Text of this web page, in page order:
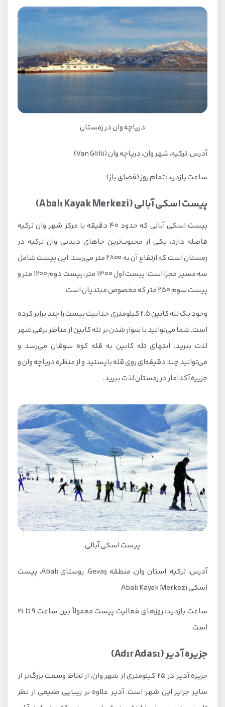
دریاچه وان در زمستان
آدرس: ترکیه، شهر وان، دریاچه وان (Van Gölü)
ساعت بازدید: تمام روز (فضای باز)
پیست اسکی آبالی (Abalı Kayak Merkezi)
پیست اسکی آبالی که حدود 40 دقیقه با مرکز شهر وان ترکیه
فاصله دارد، یکی از محبوب‌ترین جاهای دیدنی وان ترکیه در
زمستان است که ارتفاع آن به 2800 متر می‌رسد. این پیست شامل
سه مسیر مجزا است: پیست اول 1300 متر، پیست دوم 1200 متر و
پیست سوم 250 متر که مخصوص مبتدیان است.
وجود یک تله کابین 2.5 کیلومتری جذابیت پیست را چند برابر کرده
است. شما می‌توانید با سوار شدن بر تله کابین از مناظر برفی شهر
لذت ببرید. انتهای تله کابین به قله کوه سوفان می‌رسد و
می‌توانید چند دقیقه‌ای روی قله بایستید و از منظره دریاچه وان و
جزیره آکدامار در زمستان لذت ببرید.
پیست اسکی آبالی
آدرس: ترکیه، استان وان، منطقه Gevaş، روستای Abalı، پیست
اسکی Abalı Kayak Merkezi
ساعت بازدید: روزهای فعالیت پیست معمولاً بین ساعت 9 تا 21
است
جزیره آدیر (Adır Adası)
جزیره آدیر در 25 کیلومتری از شهر وان، از لحاظ وسعت بزرگ‌تر از
سایر جزایر این شهر است. آدیر علاوه بر زیبایی طبیعی از نظر